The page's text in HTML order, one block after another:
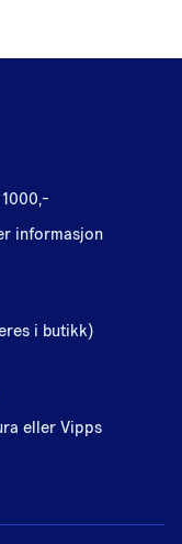
informasjon
i butikk)
eller Vipps